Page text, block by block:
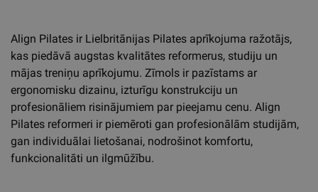
Align Pilates ir Lielbritānijas Pilates aprīkojuma ražotājs,
kas piedāvā augstas kvalitātes reformerus, studiju un
mājas treniņu aprīkojumu. Zīmols ir pazīstams ar
ergonomisku dizainu, izturīgu konstrukciju un
profesionāliem risinājumiem par pieejamu cenu. Align
Pilates reformeri ir piemēroti gan profesionālām studijām,
gan individuālai lietošanai, nodrošinot komfortu,
funkcionalitāti un ilgmūžību.